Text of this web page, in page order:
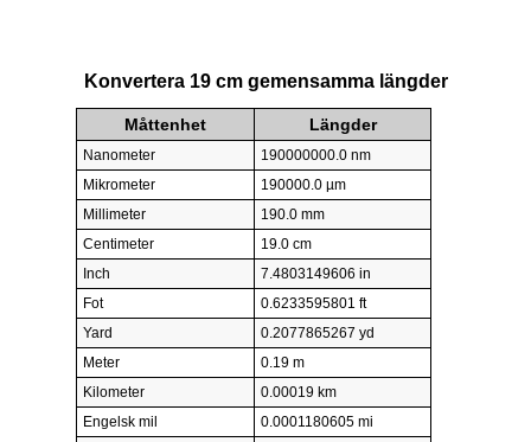
Konvertera 19 cm gemensamma längder
Måttenhet Längder
Nanometer
190000000.0 nm
Mikrometer
190000.0 µm
Millimeter
190.0 mm
Centimeter
19.0 cm
Inch
7.4803149606 in
Fot
0.6233595801 ft
Yard
0.2077865267 yd
Meter
0.19 m
Kilometer
0.00019 km
Engelsk mil
0.0001180605 mi